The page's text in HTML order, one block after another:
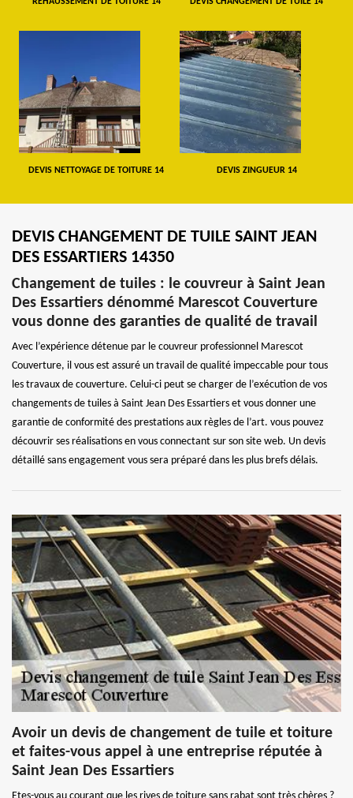
DEVIS NETTOYAGE DE TOITURE 14 DEVIS ZINGUEUR 14
DEVIS CHANGEMENT DE TUILE SAINT JEAN
DES ESSARTIERS 14350
Changement de tuiles : le couvreur à Saint Jean
Des Essartiers dénommé Marescot Couverture
vous donne des garanties de qualité de travail
Avec l’expérience détenue par le couvreur professionnel Marescot
Couverture, il vous est assuré un travail de qualité impeccable pour tous
les travaux de couverture. Celui-ci peut se charger de l’exécution de vos
changements de tuiles à Saint Jean Des Essartiers et vous donner une
garantie de conformité des prestations aux règles de l’art. vous pouvez
découvrir ses réalisations en vous connectant sur son site web. Un devis
détaillé sans engagement vous sera préparé dans les plus brefs délais.
Avoir un devis de changement de tuile et toiture
et faites-vous appel à une entreprise réputée à
Saint Jean Des Essartiers